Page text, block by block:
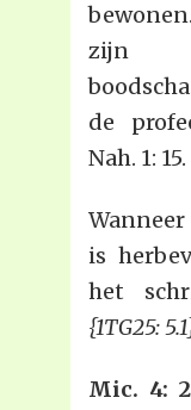
zijn
de
Nah. 1: 15.
is
het
{1TG25:
Mic. 4: